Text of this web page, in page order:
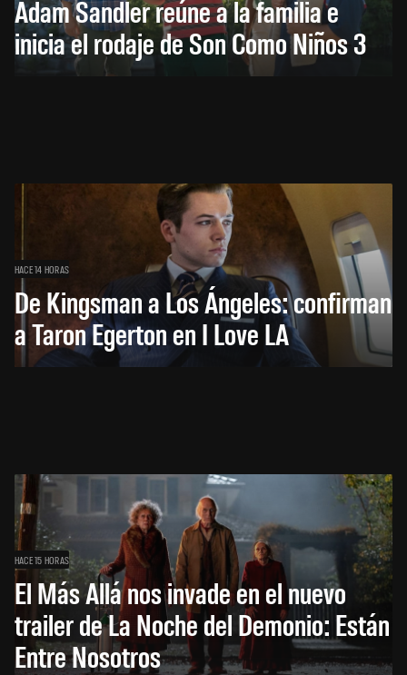
Adam Sandler reúne a la familia e
inicia el rodaje de Son Como Niños 3
HACE 14 HORAS
De Kingsman a Los Ángeles: confirman
a Taron Egerton en I Love LA
HACE 15 HORAS
El Más Allá nos invade en el nuevo
trailer de La Noche del Demonio: Están
Entre Nosotros